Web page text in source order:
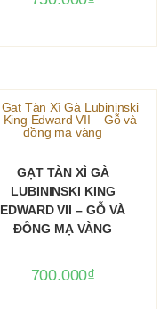
chọn
được
sản
phẩm
THÊM VÀO GIỎ HÀNG
GẠT TÀN XÌ GÀ
LUBININSKI KING
EDWARD VII – GỖ VÀ
ĐỒNG MẠ VÀNG
700.000₫